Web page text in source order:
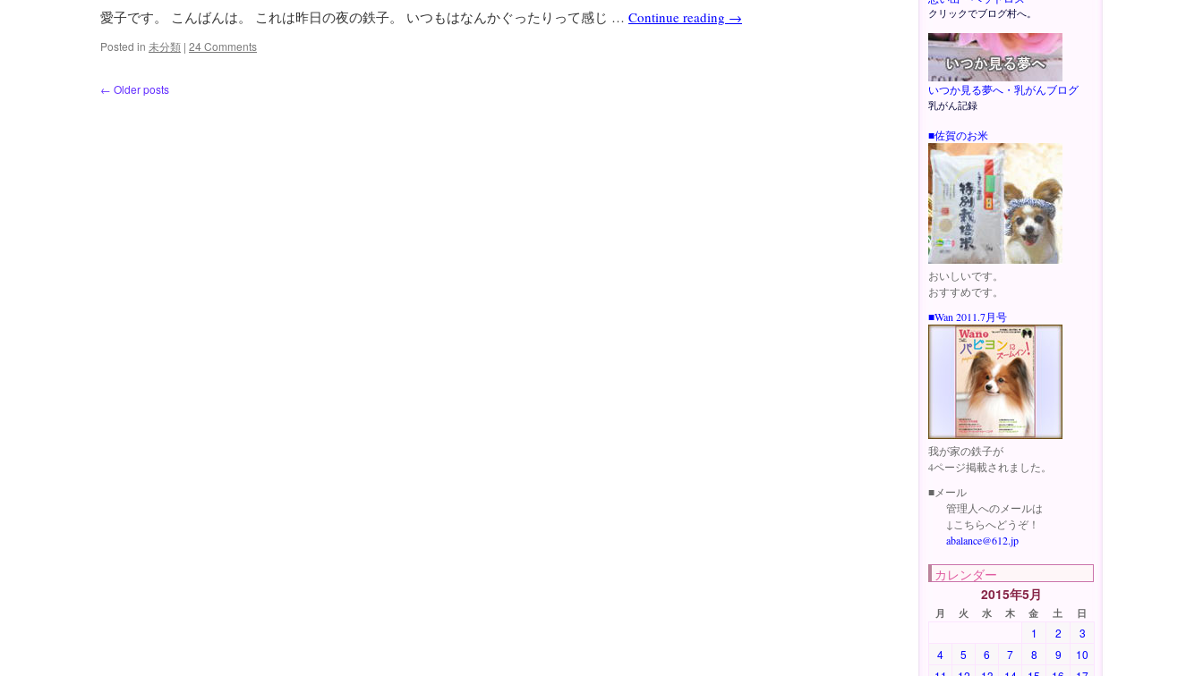
愛子です。 こんばんは。 これは昨日の夜の鉄子。 いつもはなんかぐったりって感じ … Continue reading →
Posted in 未分類 | 24 Comments
← Older posts
クリックでブログ村へ。
いつか見る夢へ・乳がんブログ
乳がん記録
■佐賀のお米
おいしいです。
おすすめです。
■Wan 2011.7月号
我が家の鉄子が
4ページ掲載されました。
■メール
管理人へのメールは
↓こちらへどうぞ！
abalance@612.jp
カレンダー
2015年5月
月 火 水 木 金 土 日
1 2
3
4
5 6 7 8 9
10